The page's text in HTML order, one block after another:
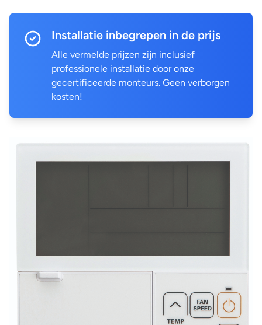
Installatie inbegrepen in de prijs
Alle vermelde prijzen zijn inclusief
professionele installatie door onze
gecertificeerde monteurs. Geen verborgen
kosten!